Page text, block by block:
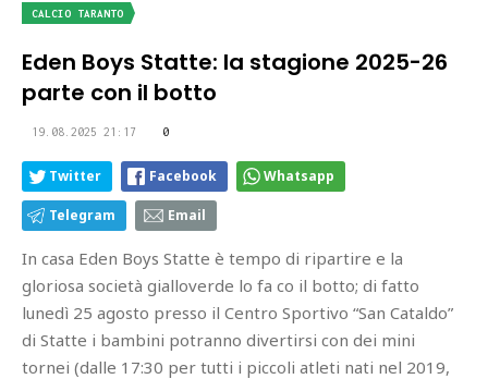
CALCIO TARANTO
Eden Boys Statte: la stagione 2025-26
parte con il botto
19.08.2025 21:17 0
Twitter Facebook Whatsapp
Telegram Email
In casa Eden Boys Statte è tempo di ripartire e la
gloriosa società gialloverde lo fa co il botto; di fatto
lunedì 25 agosto presso il Centro Sportivo “San Cataldo”
di Statte i bambini potranno divertirsi con dei mini
tornei (dalle 17:30 per tutti i piccoli atleti nati nel 2019,